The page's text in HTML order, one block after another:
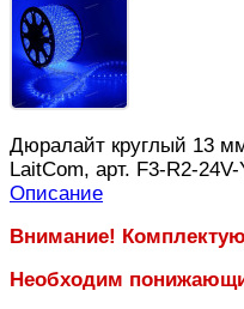
Дюралайт круглый 13
LaitCom, арт. F3-R2-
Описание
Внимание!
Необходим